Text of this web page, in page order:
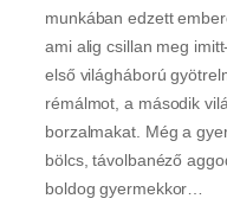
munkában edzett
ami alig csillan meg
első világháború
rémálmot, a második
borzalmakat. Még a
bölcs, távolbanéző
boldog gyermekkor…